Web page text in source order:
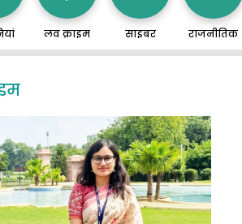
लव क्राइम साइबर राजनीतिक